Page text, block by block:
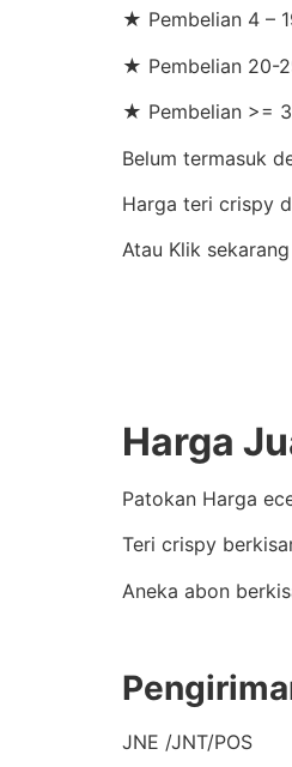
★ Pembelian 4 –
★ Pembelian 20-
★ Pembelian >=
Belum termasuk
Harga teri crispy
Atau Klik
Harga
Patokan Harga
Teri crispy
Aneka abon
JNE /JNT/POS